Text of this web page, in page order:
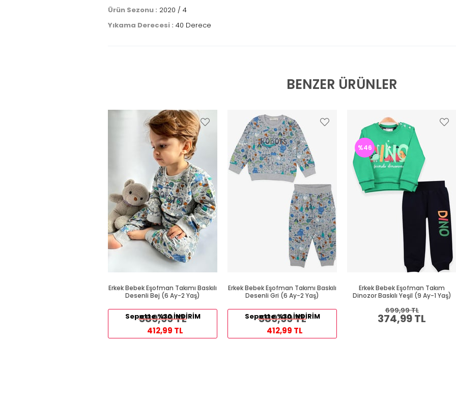
Ürün Sezonu : 2020 / 4
Yıkama Derecesi : 40 Derece
BENZER ÜRÜNLER
Erkek Bebek Eşofman Takımı Baskılı
Desenli Bej (6 Ay-2 Yaş)
589,99 TL
Sepette %30 İNDİRİM
412,99 TL
Erkek Bebek Eşofman Takımı Baskılı
Desenli Gri (6 Ay-2 Yaş)
589,99 TL
Sepette %30 İNDİRİM
412,99 TL
Erkek Bebek Eşofman Takım
Dinozor Baskılı Yeşil (9 Ay-1 Yaş)
374,99 TL
699,99 TL
%46